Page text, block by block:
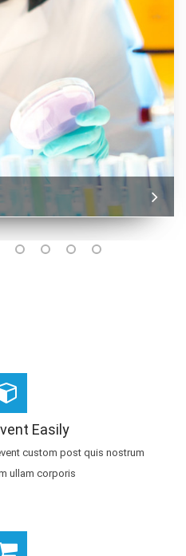
Easily
custom post quis nostrum
ullam corporis